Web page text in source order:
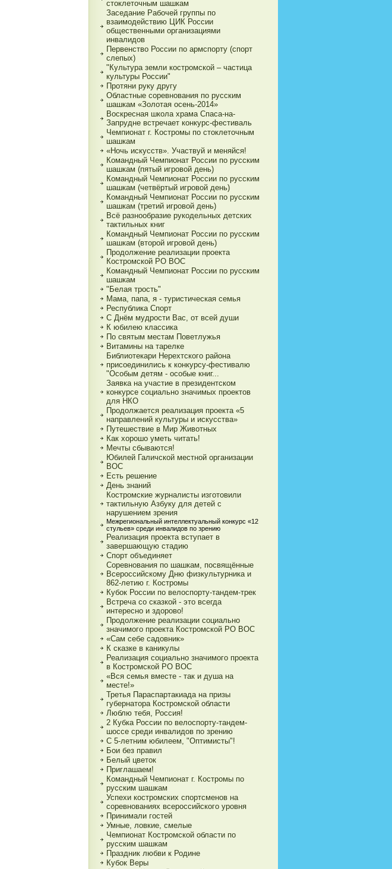
стоклеточным шашкам
Заседание Рабочей группы по
взаимодействию ЦИК России
общественными организациями
инвалидов
Первенство России по армспорту (спорт
слепых)
"Культура земли костромской – частица
культуры России"
Протяни руку другу
Областные соревнования по русским
шашкам «Золотая осень-2014»
Воскресная школа храма Спаса-на-
Запрудне встречает конкурс-фестиваль
Чемпионат г. Костромы по стоклеточным
шашкам
«Ночь искусств». Участвуй и меняйся!
Командный Чемпионат России по русским
шашкам (пятый игровой день)
Командный Чемпионат России по русским
шашкам (четвёртый игровой день)
Командный Чемпионат России по русским
шашкам (третий игровой день)
Всё разнообразие рукодельных детских
тактильных книг
Командный Чемпионат России по русским
шашкам (второй игровой день)
Продолжение реализации проекта
Костромской РО ВОС
Командный Чемпионат России по русским
шашкам
"Белая трость"
Мама, папа, я - туристическая семья
Республика Спорт
С Днём мудрости Вас, от всей души
К юбилею классика
По святым местам Поветлужья
Витамины на тарелке
Библиотекари Нерехтского района
присоединились к конкурсу-фестивалю
"Особым детям - особые книг...
Заявка на участие в президентском
конкурсе социально значимых проектов
для НКО
Продолжается реализация проекта «5
направлений культуры и искусства»
Путешествие в Мир Животных
Как хорошо уметь читать!
Мечты сбываются!
Юбилей Галичской местной организации
ВОС
Есть решение
День знаний
Костромские журналисты изготовили
тактильную Азбуку для детей с
нарушением зрения
Межрегиональный интеллектуальный конкурс «12
стульев» среди инвалидов по зрению
Реализация проекта вступает в
завершающую стадию
Спорт объединяет
Соревнования по шашкам, посвящённые
Всероссийскому Дню физкультурника и
862-летию г. Костромы
Кубок России по велоспорту-тандем-трек
Встреча со сказкой - это всегда
интересно и здорово!
Продолжение реализации социально
значимого проекта Костромской РО ВОС
«Сам себе садовник»
К сказке в каникулы
Реализация социально значимого проекта
в Костромской РО ВОС
«Вся семья вместе - так и душа на
месте!»
Третья Параспартакиада на призы
губернатора Костромской области
Люблю тебя, Россия!
2 Кубка России по велоспорту-тандем-
шоссе среди инвалидов по зрению
С 5-летним юбилеем, "Оптимисты"!
Бои без правил
Белый цветок
Приглашаем!
Командный Чемпионат г. Костромы по
русским шашкам
Успехи костромских спортсменов на
соревнованиях всероссийского уровня
Принимали гостей
Умные, ловкие, смелые
Чемпионат Костромской области по
русским шашкам
Праздник любви к Родине
Кубок Веры